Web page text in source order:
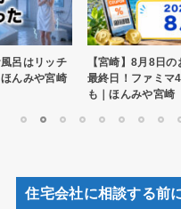
呂はリッチ
んみや宮崎
【宮崎】8月8日
最終日！ファミマ
も｜ほんみや宮崎